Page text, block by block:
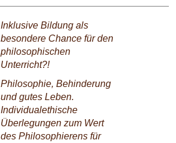
Inklusive Bildung als
besondere Chance für den
philosophischen
Unterricht?!
Philosophie, Behinderung
und gutes Leben.
Individualethische
Überlegungen zum Wert
des Philosophierens für